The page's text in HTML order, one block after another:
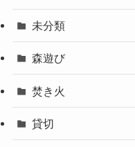
未分類
森遊び
焚き火
貸切